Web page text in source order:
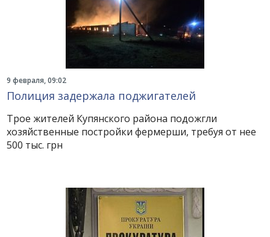
9 февраля, 09:02
Полиция задержала поджигателей
Трое жителей Купянского района подожгли
хозяйственные постройки фермерши, требуя от нее
500 тыс. грн